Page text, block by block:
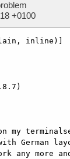
+0100
inline)]
German
any more